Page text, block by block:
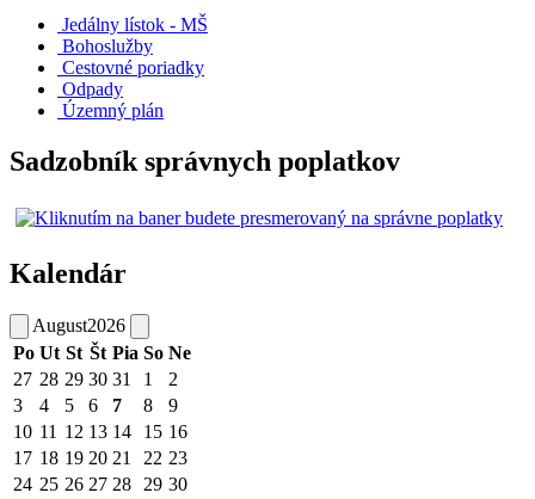
Jedálny lístok - MŠ
Bohoslužby
Cestovné poriadky
Odpady
Územný plán
Sadzobník správnych poplatkov
Kalendár
August2026
Po Ut St Št Pia So Ne
27 28 29 30 31 1
2
3
4 5 6 7 8
9
10 11 12 13 14 15 16
17 18 19 20 21 22 23
24 25 26 27 28 29 30